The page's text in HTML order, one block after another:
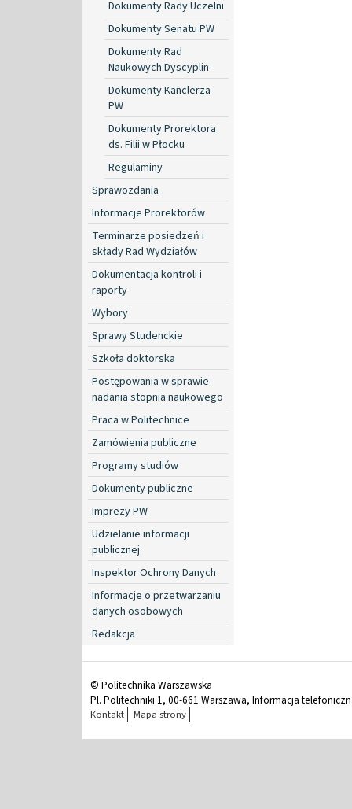
Dokumenty Rady Uczelni
Dokumenty Senatu PW
Dokumenty Rad
Naukowych Dyscyplin
Dokumenty Kanclerza
PW
Dokumenty Prorektora
ds. Filii w Płocku
Regulaminy
Sprawozdania
Informacje Prorektorów
Terminarze posiedzeń i
składy Rad Wydziałów
Dokumentacja kontroli i
raporty
Wybory
Sprawy Studenckie
Szkoła doktorska
Postępowania w sprawie
nadania stopnia naukowego
Praca w Politechnice
Zamówienia publiczne
Programy studiów
Dokumenty publiczne
Imprezy PW
Udzielanie informacji
publicznej
Inspektor Ochrony Danych
Informacje o przetwarzaniu
danych osobowych
Redakcja
© Politechnika Warszawska
Pl. Politechniki 1, 00-661 Warszawa, Informacja
Kontakt Mapa strony